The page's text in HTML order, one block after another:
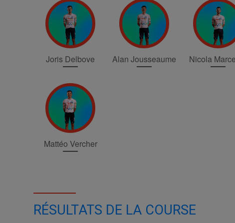
Joris Delbove Alan Jousseaume Nicola
Mattéo Vercher
RÉSULTATS DE LA COURSE